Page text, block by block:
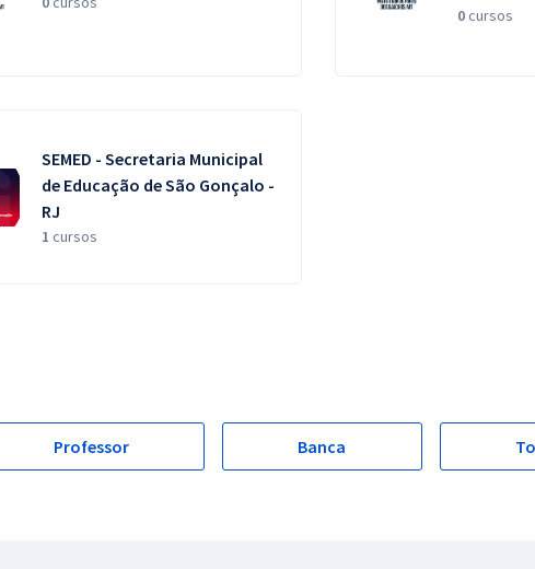
0cursos
SEMED - Secretaria Municipal
de Educação de São Gonçalo -
RJ
1 cursos
Professor Banca